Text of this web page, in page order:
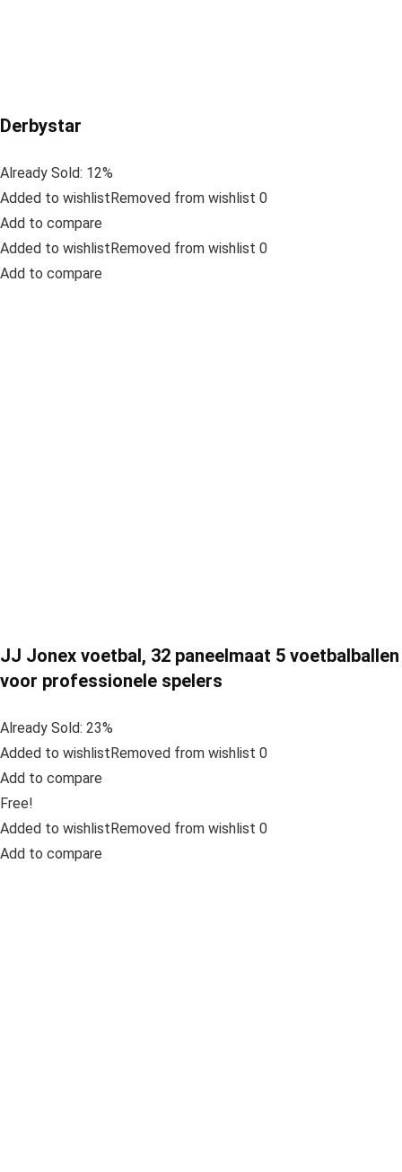
Derbystar
Already Sold: 12%
Added to wishlistRemoved from wishlist 0
Add to compare
Added to wishlistRemoved from wishlist 0
Add to compare
JJ Jonex voetbal, 32 paneelmaat 5 voetbalballen
voor professionele spelers
Already Sold: 23%
Added to wishlistRemoved from wishlist 0
Add to compare
Free!
Added to wishlistRemoved from wishlist 0
Add to compare